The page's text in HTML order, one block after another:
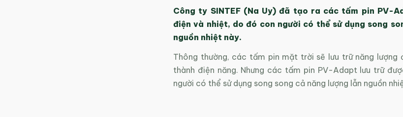
Công ty SINTEF (Na Uy) đã tạo ra các tấm pin PV-
điện và nhiệt, do đó con người có thể sử dụng song
nguồn nhiệt này.
Thông thường, các tấm pin mặt trời sẽ lưu trữ năng lượng
thành điện năng. Nhưng các tấm pin PV-Adapt lưu trữ
người có thể sử dụng song song cả năng lượng lẫn nguồn